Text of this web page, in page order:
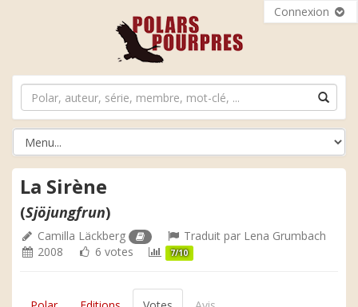
Connexion
La Sirène
(Sjöjungfrun)
Camilla Läckberg Traduit par Lena Grumbach
2008
6 votes 7/10